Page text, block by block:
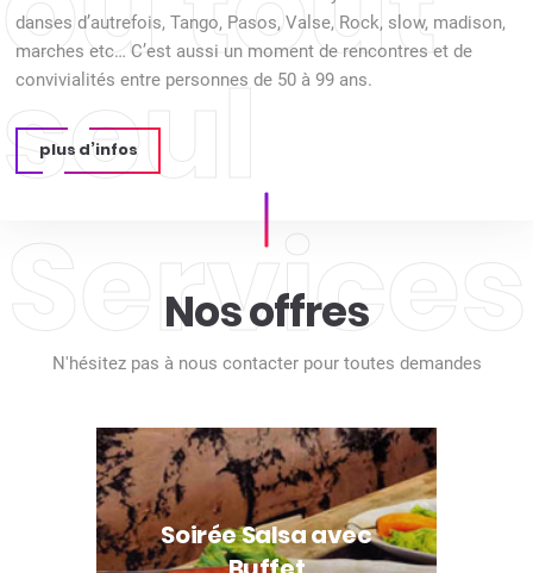
seul
danses d’autrefois, Tango, Pasos, Valse, Rock, slow, madison,
marches etc… C’est aussi un moment de rencontres et de
convivialités entre personnes de 50 à 99 ans.
plus d’infos
Nos offres
Services
N'hésitez pas à nous contacter pour toutes demandes